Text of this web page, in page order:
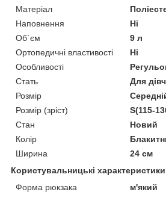
Матеріал
Наповнення
Ні
Об`єм
9 л
Ортопедичні властивості
Ні
Особливості
Стать
Для
Розмір
Розмір (зріст)
S(115-
Стан
Новий
Колір
Ширина
24 см
Користувальницькі характеристики
Форма рюкзака
м'який